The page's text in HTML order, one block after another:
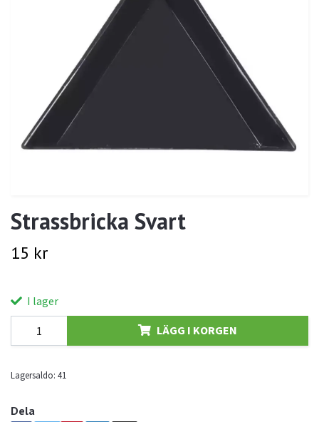
Strassbricka Svart
15 kr
I lager
LÄGG I KORGEN
Lagersaldo: 41
Dela